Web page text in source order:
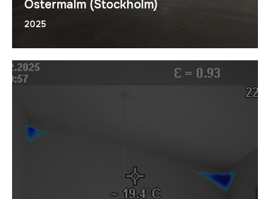
Östermalm (Stockholm)
2025